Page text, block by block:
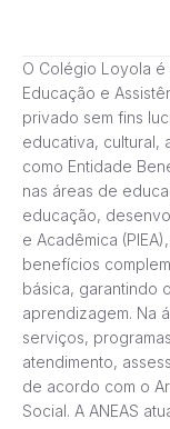
O Colégio Loyola
Educação e
privado sem fins
educativa, cultural,
como Entidade
nas áreas de
educação,
e Acadêmica
benefícios
básica, garantindo
aprendizagem. Na
serviços,
atendimento,
de acordo com o
Social. A ANEAS